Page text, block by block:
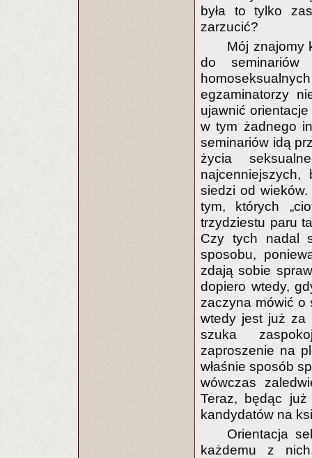
była to tylko
zarzucić?
Mój znajomy
do seminariów
egzaminatorzy
ujawnić
w tym żadnego
seminariów idą
życia
najcenniejszych,
siedzi od
tym, których
trzydziestu paru
Czy tych nadal
sposobu,
zdają sobie
dopiero wtedy,
zaczyna mówić o
wtedy jest już za
szuka
zaproszenie na
właśnie sposób
wówczas
Teraz, będąc
kandydatów na
Orientacja
każdemu z